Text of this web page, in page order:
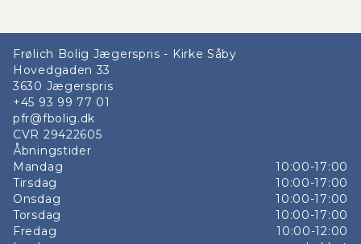
Frølich Bolig Jægerspris - Kirke Såby
Hovedgaden 33
3630 Jægerspris
+45 93 99 77 01
pfr@fbolig.dk
CVR 29422605
Åbningstider
Mandag
10:00-17:00
Tirsdag
10:00-17:00
Onsdag
10:00-17:00
Torsdag
10:00-17:00
Fredag
10:00-12:00